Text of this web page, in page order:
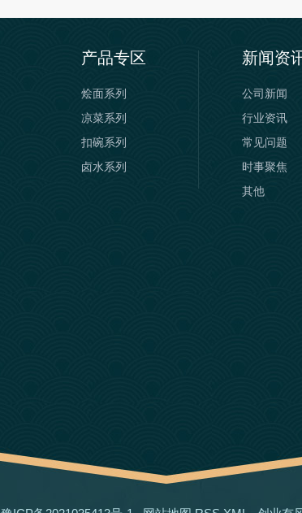
产品专区
烩面系列
凉菜系列
扣碗系列
卤水系列
新闻资
公司新闻
行业资讯
常见问题
时事聚焦
其他